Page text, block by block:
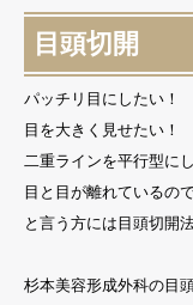
目頭切開
パッチリ目にしたい！
目を大きく見せたい！
二重ラインを平行型に
目と目が離れているの
と言う方には目頭切開
杉本美容形成外科の目